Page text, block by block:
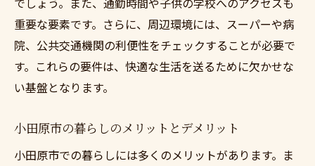
重要な要素です。さらに、周辺環境には、スーパーや病
院、公共交通機関の利便性をチェックすることが必要で
す。これらの要件は、快適な生活を送るために欠かせな
い基盤となります。
小田原市の暮らしのメリットとデメリット
小田原市での暮らしには多くのメリットがあります。ま